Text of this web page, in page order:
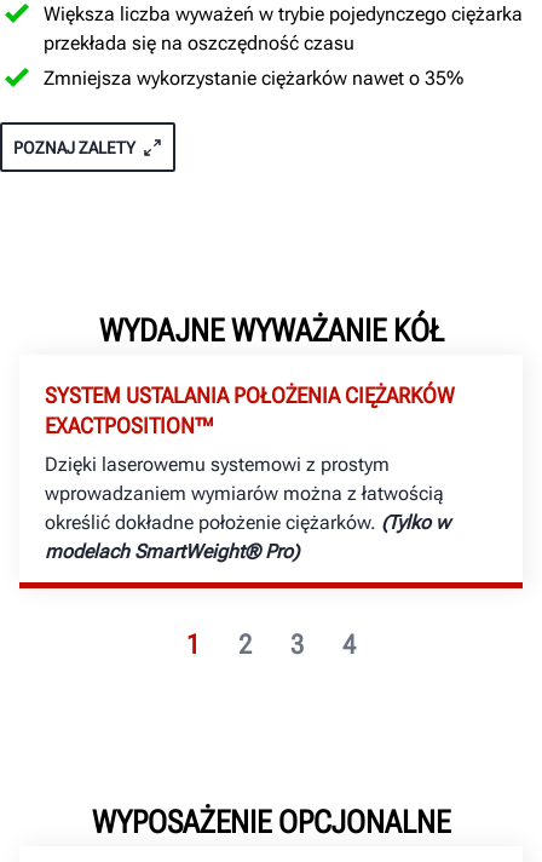
Większa liczba wyważeń w trybie pojedynczego ciężarka
przekłada się na oszczędność czasu
Zmniejsza wykorzystanie ciężarków nawet o 35%
POZNAJ ZALETY
WYDAJNE WYWAŻANIE KÓŁ
1 2 3 4
SYSTEM USTALANIA POŁOŻENIA CIĘŻARKÓW
EXACTPOSITION™
Dzięki laserowemu systemowi z prostym
wprowadzaniem wymiarów można z łatwością
określić dokładne położenie ciężarków. (Tylko w
modelach SmartWeight® Pro)
WYPOSAŻENIE OPCJONALNE